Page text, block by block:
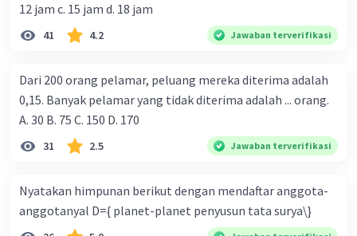
12 jam c. 15 jam d. 18 jam
41 4.2 Jawaban terverifikasi
Dari 200 orang pelamar, peluang mereka diterima adalah
0,15. Banyak pelamar yang tidak diterima adalah ... orang.
A. 30 B. 75 C. 150 D. 170
31 2.5 Jawaban terverifikasi
Nyatakan himpunan berikut dengan mendaftar anggota-
anggotanyal D={ planet-planet penyusun tata surya\}